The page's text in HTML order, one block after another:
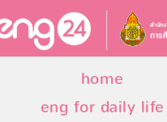
home
eng for daily life